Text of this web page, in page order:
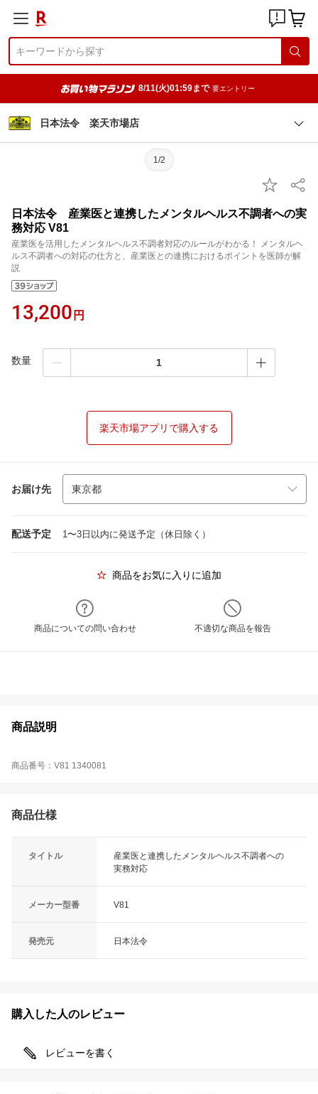
8/11(火)01:59まで 要エントリー
日本法令 楽天市場店
1/2
日本法令 産業医と連携したメンタルヘルス不調者への実
務対応 V81
産業医を活用したメンタルヘルス不調者対応のルールがわかる！ メンタルヘ
ルス不調者への対応の仕方と、産業医との連携におけるポイントを医師が解
説
13,200 円
数量
楽天市場アプリで購入する
お届け先
配送予定 1〜3日以内に発送予定（休日除く）
商品をお気に入りに追加
商品についての問い合わせ 不適切な商品を報告
商品説明
商品番号：V81 1340081
商品仕様
タイトル
産業医と連携したメンタルヘルス不調者への
実務対応
メーカー型番 V81
発売元 日本法令
購入した人のレビュー
レビューを書く